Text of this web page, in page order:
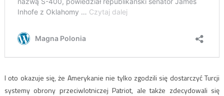
I oto okazuje się, że Amerykanie nie tylko zgodzili się dostarczyć Turcji
systemy obrony przeciwlotniczej Patriot, ale także zdecydowali się